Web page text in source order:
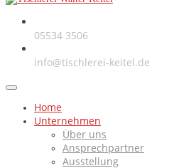
05534 3506
info@tischlerei-keitel.de
Home
Unternehmen
Über uns
Ansprechpartner
Ausstellung